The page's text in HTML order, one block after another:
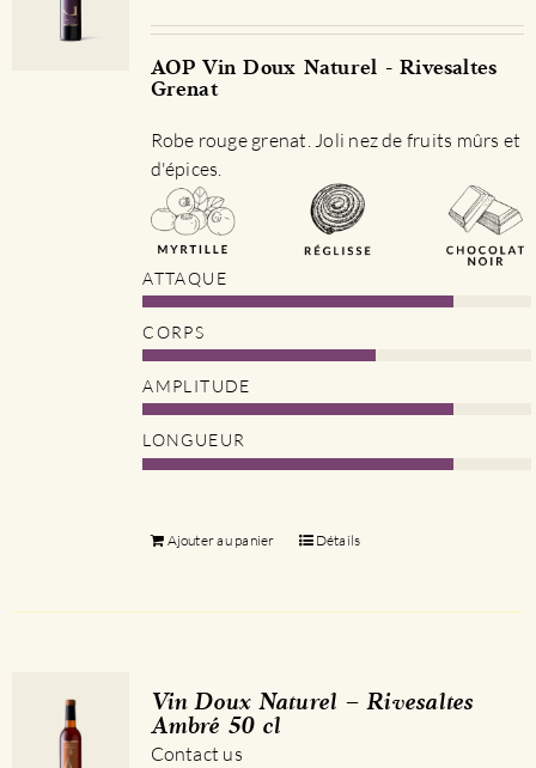
AOP Vin Doux Naturel - Rivesaltes
Grenat
Robe rouge grenat. Joli nez de fruits mûrs et
d'épices.
ATTAQUE
CORPS
AMPLITUDE
LONGUEUR
Ajouter au panier Détails
Vin Doux Naturel – Rivesaltes
Ambré 50 cl
Contact us